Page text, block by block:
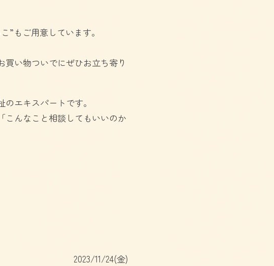
”もご用意しています。
い物ついでにぜひお立ち寄り
エキスパートです。
こんなこと相談してもいいのか
2023/11/24(金)